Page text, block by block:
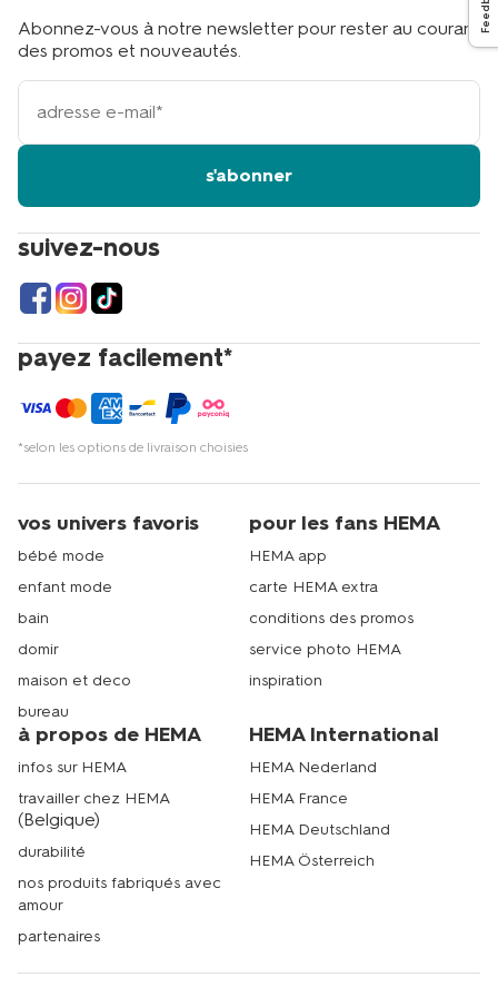
suivez-nous
payez facilement*
*selon les options de livraison choisies
Abonnez-vous à notre newsletter pour rester au courant
des promos et nouveautés.
votre
adresse
s'abonner
vos univers favoris
bébé mode
enfant mode
bain
domir
maison et deco
bureau
pour les fans HEMA
HEMA app
carte HEMA extra
conditions des promos
service photo HEMA
inspiration
à propos de HEMA
infos sur HEMA
travailler chez HEMA
(Belgique)
durabilité
nos produits fabriqués avec
amour
partenaires
HEMA International
HEMA Nederland
HEMA France
HEMA Deutschland
HEMA Österreich